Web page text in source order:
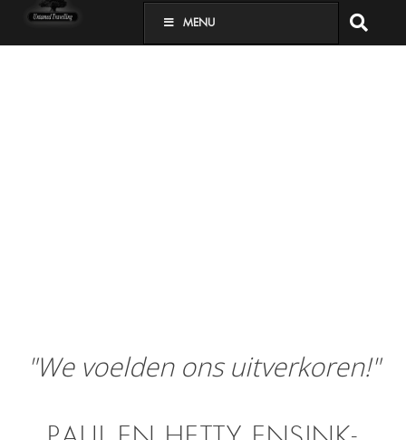
MENU
"We voelden ons uitverkoren!"